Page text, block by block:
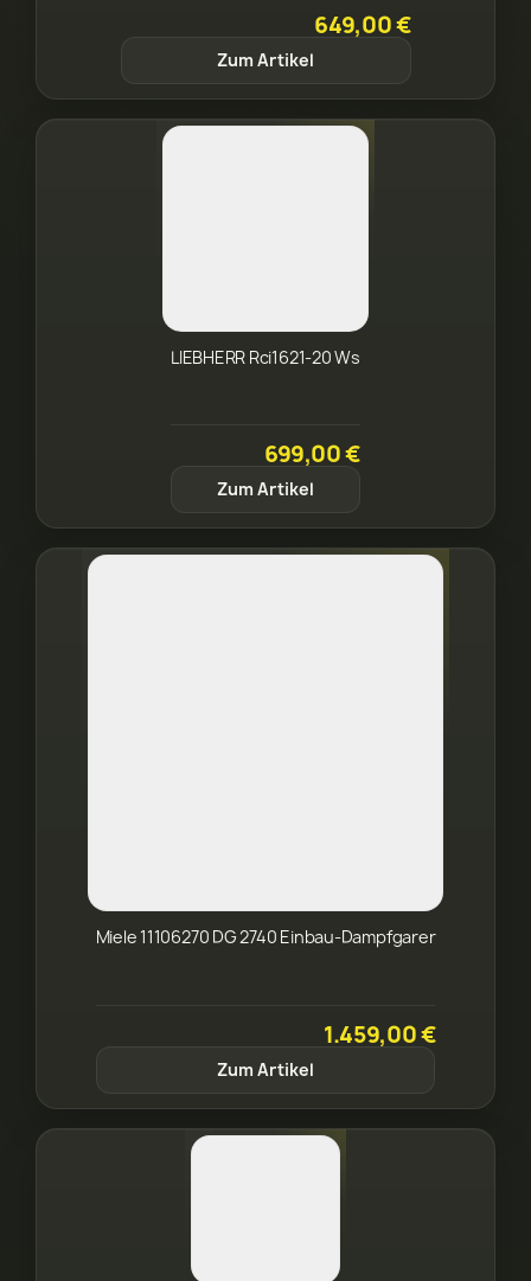
649,00 €
Zum Artikel
LIEBHERR Rci1621-20 Ws
699,00 €
Zum Artikel
Miele 11106270 DG 2740 Einbau-Dampfgarer
1.459,00 €
Zum Artikel